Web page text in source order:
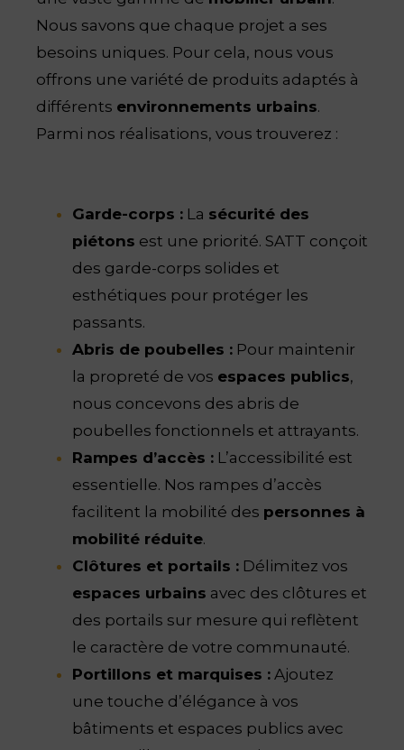
Nous savons que chaque projet a ses
besoins uniques. Pour cela, nous vous
offrons une variété de produits adaptés à
différents environnements urbains.
Parmi nos réalisations, vous trouverez :
Garde-corps : La sécurité des
piétons est une priorité. SATT conçoit
des garde-corps solides et
esthétiques pour protéger les
passants.
Abris de poubelles : Pour maintenir
la propreté de vos espaces publics,
nous concevons des abris de
poubelles fonctionnels et attrayants.
Rampes d’accès : L’accessibilité est
essentielle. Nos rampes d’accès
facilitent la mobilité des personnes à
mobilité réduite.
Clôtures et portails : Délimitez vos
espaces urbains avec des clôtures et
des portails sur mesure qui reflètent
le caractère de votre communauté.
Portillons et marquises : Ajoutez
une touche d’élégance à vos
bâtiments et espaces publics avec